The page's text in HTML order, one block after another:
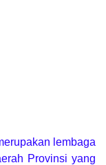
lembaga
Provinsi yang